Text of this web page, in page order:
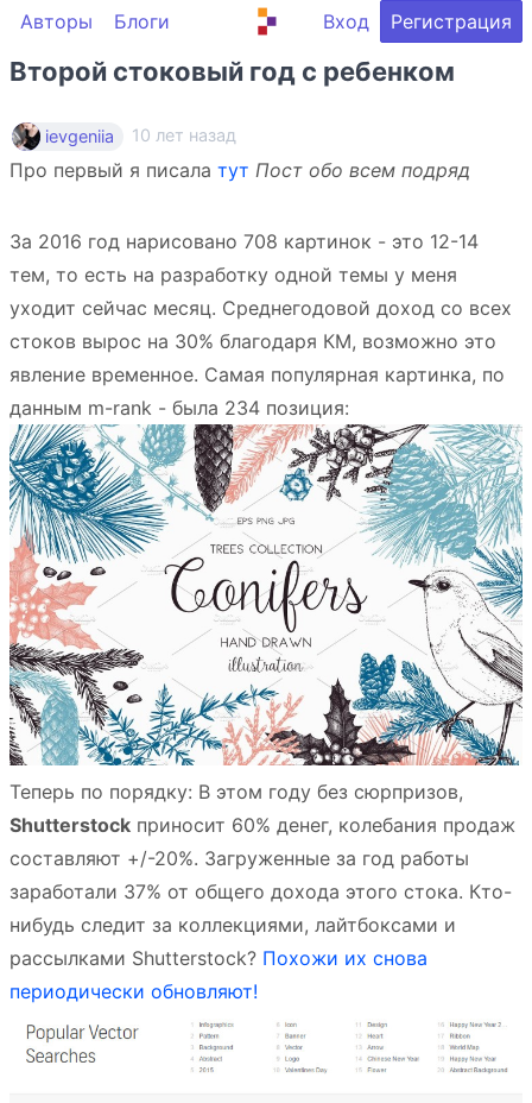
Авторы Блоги Вход Регистрация
Второй стоковый год с ребенком
ievgeniia 10 лет назад
Про первый я писала тут Пост обо всем подряд
За 2016 год нарисовано 708 картинок - это 12-14
тем, то есть на разработку одной темы у меня
уходит сейчас месяц. Среднегодовой доход со всех
стоков вырос на 30% благодаря КМ, возможно это
явление временное. Самая популярная картинка, по
данным m-rank - была 234 позиция:
Теперь по порядку: В этом году без сюрпризов,
Shutterstock приносит 60% денег, колебания продаж
составляют +/-20%. Загруженные за год работы
заработали 37% от общего дохода этого стока. Кто-
нибудь следит за коллекциями, лайтбоксами и
рассылками Shutterstock? Похожи их снова
периодически обновляют!